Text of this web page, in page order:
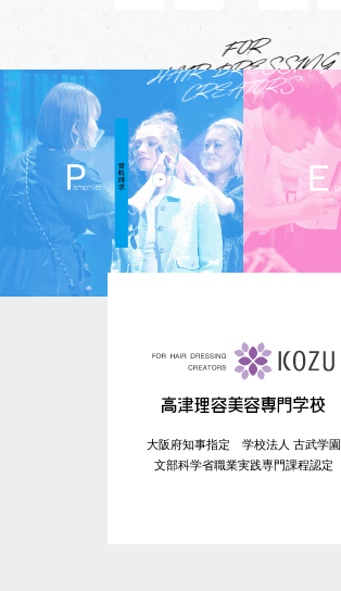
大阪府知事指定 学校法人 古武学園
文部科学省職業実践専門課程認定